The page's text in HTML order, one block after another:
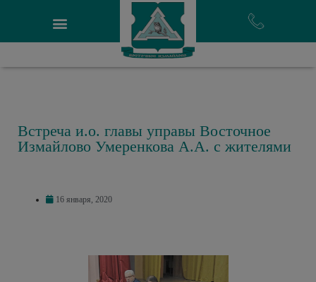
Встреча и.о. главы управы Восточное
Измайлово Умеренкова А.А. с жителями
16 января, 2020